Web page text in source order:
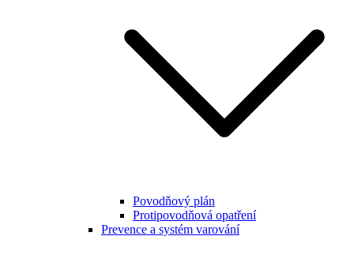
Povodňový plán
Protipovodňová opatření
Prevence a systém varování